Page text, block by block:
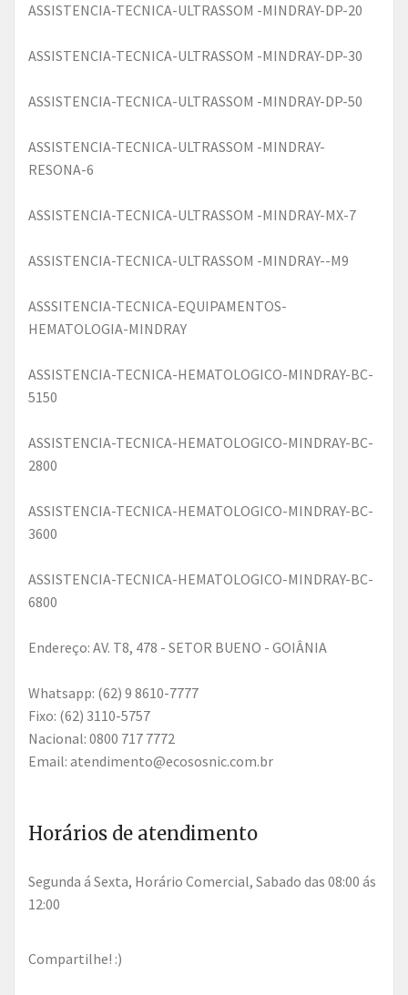
ASSISTENCIA-TECNICA-ULTRASSOM -MINDRAY-DP-20
ASSISTENCIA-TECNICA-ULTRASSOM -MINDRAY-DP-30
ASSISTENCIA-TECNICA-ULTRASSOM -MINDRAY-DP-50
ASSISTENCIA-TECNICA-ULTRASSOM -MINDRAY-
RESONA-6
ASSISTENCIA-TECNICA-ULTRASSOM -MINDRAY-MX-7
ASSISTENCIA-TECNICA-ULTRASSOM -MINDRAY--M9
ASSSITENCIA-TECNICA-EQUIPAMENTOS-
HEMATOLOGIA-MINDRAY
ASSISTENCIA-TECNICA-HEMATOLOGICO-MINDRAY-BC-
5150
ASSISTENCIA-TECNICA-HEMATOLOGICO-MINDRAY-BC-
2800
ASSISTENCIA-TECNICA-HEMATOLOGICO-MINDRAY-BC-
3600
ASSISTENCIA-TECNICA-HEMATOLOGICO-MINDRAY-BC-
6800
Endereço: AV. T8, 478 - SETOR BUENO - GOIÂNIA
Whatsapp: (62) 9 8610-7777
Fixo: (62) 3110-5757
Nacional: 0800 717 7772
Email: atendimento@ecososnic.com.br
Horários de atendimento
Segunda á Sexta, Horário Comercial, Sabado das 08:00 ás
12:00
Compartilhe! :)